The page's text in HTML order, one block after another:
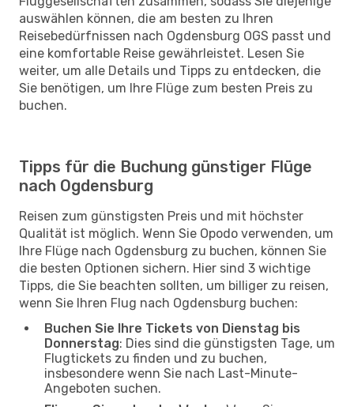
auswählen können, die am besten zu Ihren
Reisebedürfnissen nach Ogdensburg OGS passt und
eine komfortable Reise gewährleistet. Lesen Sie
weiter, um alle Details und Tipps zu entdecken, die
Sie benötigen, um Ihre Flüge zum besten Preis zu
buchen.
Tipps für die Buchung günstiger Flüge
nach Ogdensburg
Reisen zum günstigsten Preis und mit höchster
Qualität ist möglich. Wenn Sie Opodo verwenden, um
Ihre Flüge nach Ogdensburg zu buchen, können Sie
die besten Optionen sichern. Hier sind 3 wichtige
Tipps, die Sie beachten sollten, um billiger zu reisen,
wenn Sie Ihren Flug nach Ogdensburg buchen:
Buchen Sie Ihre Tickets von Dienstag bis
Donnerstag: Dies sind die günstigsten Tage, um
Flugtickets zu finden und zu buchen,
insbesondere wenn Sie nach Last-Minute-
Angeboten suchen.